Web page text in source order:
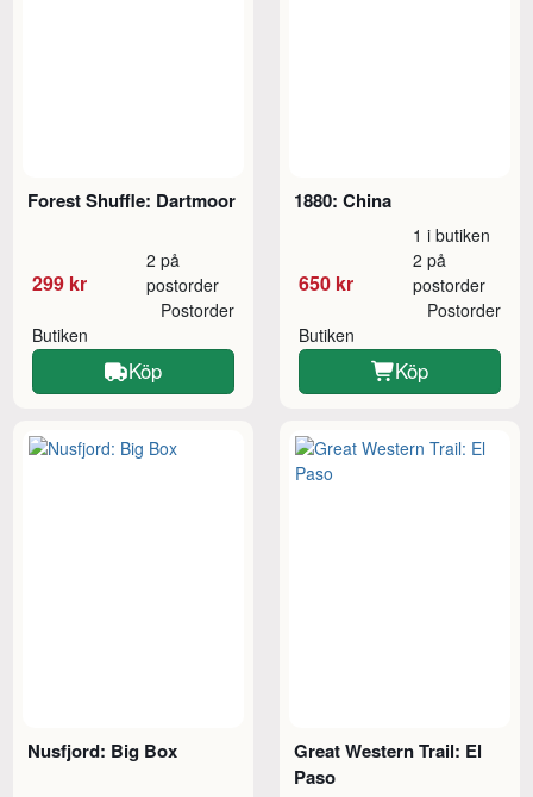
Forest Shuffle: Dartmoor
299 kr
2 på
postorder
Butiken
Postorder
Köp
1880: China
650 kr
1 i butiken
2 på
postorder
Butiken
Postorder
Köp
Nusfjord: Big Box
Great Western Trail: El
Paso